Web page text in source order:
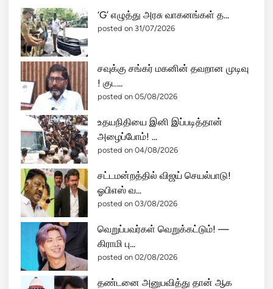
‘G’ எழுத்து அரசு வாகனங்கள் த...
posted on 31/07/2026
சவுக்கு சங்கர் மகனின் தவறான முடிவு
! குட...
posted on 05/08/2026
உதயநிதியை இனி இப்படித்தான்
அழைப்போம்! ...
posted on 04/08/2026
சட்டமன்றத்தில் விஜய் செயல்பாடு!
ஓபிஎஸ் வ...
posted on 03/08/2026
வெறுப்பவர்கள் வெறுக்கட்டும்! —
கிராமி பு...
posted on 02/08/2026
தண்டனை அனுபவித்து தான் ஆக